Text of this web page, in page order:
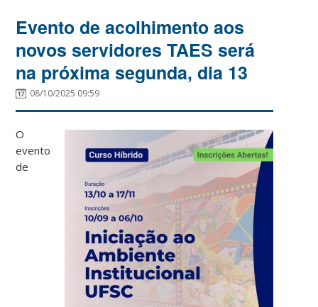
Evento de acolhimento aos
novos servidores TAES será
na próxima segunda, dia 13
08/10/2025 09:59
O
evento
de